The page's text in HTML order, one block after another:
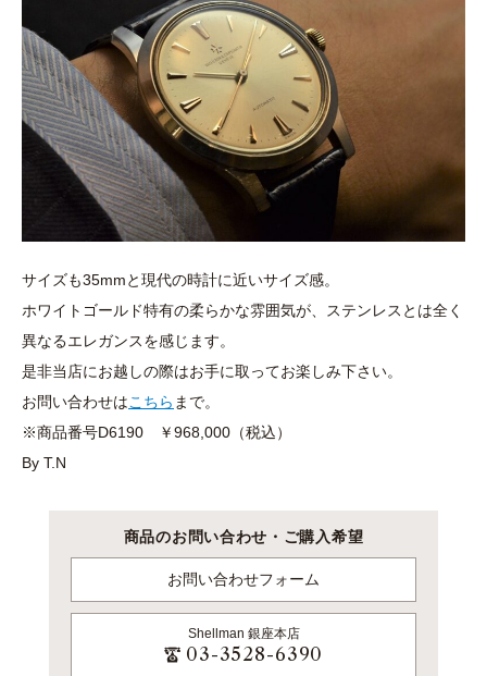
サイズも35mmと現代の時計に近いサイズ感。
ホワイトゴールド特有の柔らかな雰囲気が、ステンレスとは全く
異なるエレガンスを感じます。
是非当店にお越しの際はお手に取ってお楽しみ下さい。
お問い合わせはこちら まで。
※商品番号D6190 ￥968,000（税込）
By T.N
商品のお問い合わせ・ご購入希望
お問い合わせフォーム
Shellman 銀座本店
03-3528-6390